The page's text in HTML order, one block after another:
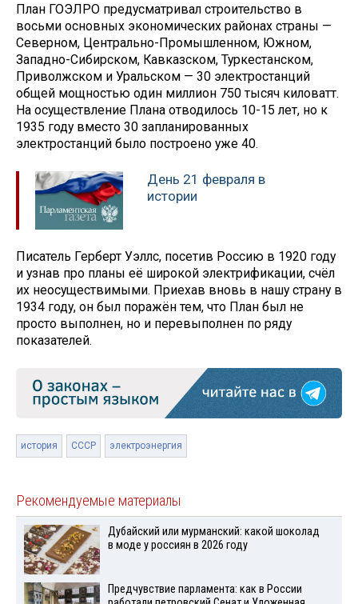
План ГОЭЛРО предусматривал строительство в
восьми основных экономических районах страны —
Северном, Центрально-Промышленном, Южном,
Западно-Сибирском, Кавказском, Туркестанском,
Приволжском и Уральском — 30 электростанций
общей мощностью один миллион 750 тысяч киловатт.
На осуществление Плана отводилось 10-15 лет, но к
1935 году вместо 30 запланированных
электростанций было построено уже 40.
День 21 февраля в
истории
Писатель Герберт Уэллс, посетив Россию в 1920 году
и узнав про планы её широкой электрификации, счёл
их неосуществимыми. Приехав вновь в нашу страну в
1934 году, он был поражён тем, что План был не
просто выполнен, но и перевыполнен по ряду
показателей.
история СССР электроэнергия
Рекомендуемые материалы
Дубайский или мурманский: какой шоколад
в моде у россиян в 2026 году
Предчувствие парламента: как в России